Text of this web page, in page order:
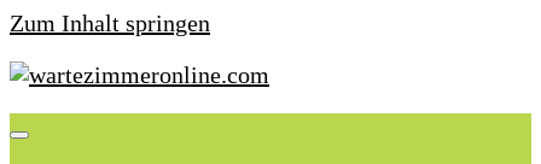
Zum Inhalt springen